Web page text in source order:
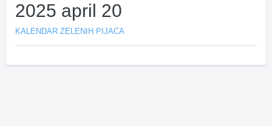
2025 april 20
KALENDAR ZELENIH PIJACA